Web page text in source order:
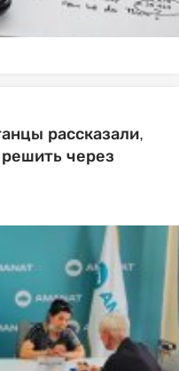
рассказали,
через